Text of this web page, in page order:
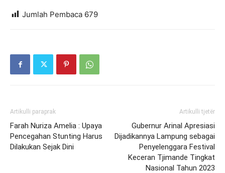
Jumlah Pembaca 679
Artikulli paraprak
Farah Nuriza Amelia : Upaya
Pencegahan Stunting Harus
Dilakukan Sejak Dini
Artikulli tjetër
Gubernur Arinal Apresiasi
Dijadikannya Lampung sebagai
Penyelenggara Festival
Keceran Tjimande Tingkat
Nasional Tahun 2023